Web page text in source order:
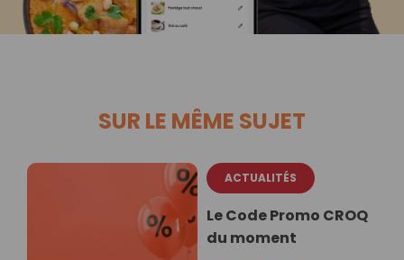
SUR LE MÊME SUJET
ACTUALITÉS
Le Code Promo CROQ
du moment